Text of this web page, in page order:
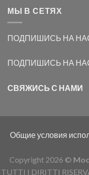
МЫ В СЕТЯХ
ПОДПИШИСЬ НА
ПОДПИШИСЬ НА
СВЯЖИСЬ С НАМИ
Общие условия
Copyright 2026 ©
TUTTI I DIRITTI